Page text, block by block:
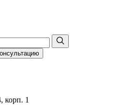
корп. 1